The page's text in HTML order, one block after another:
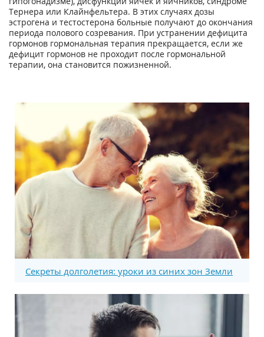
Тернера или Клайнфельтера. В этих случаях дозы
эстрогена и тестостерона больные получают до окончания
периода полового созревания. При устранении дефицита
гормонов гормональная терапия прекращается, если же
дефицит гормонов не проходит после гормональной
терапии, она становится пожизненной.
Секреты долголетия: уроки из синих зон Земли